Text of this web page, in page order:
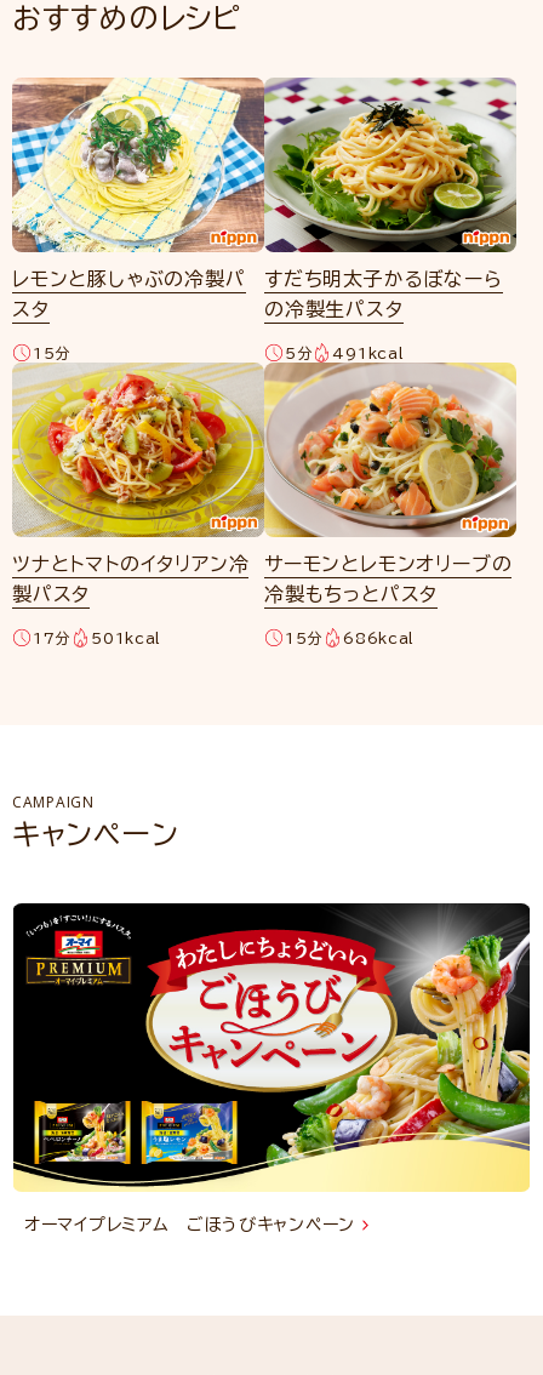
おすすめのレシピ
レモンと豚しゃぶの冷製パ
スタ
15分
すだち明太子かるぼなーら
の冷製生パスタ
5分 491kcal
ツナとトマトのイタリアン冷
製パスタ
17分 501kcal
サーモンとレモンオリーブの
冷製もちっとパスタ
15分 686kcal
CAMPAIGN
キャンペーン
オーマイプレミアム ごほうびキャンペーン